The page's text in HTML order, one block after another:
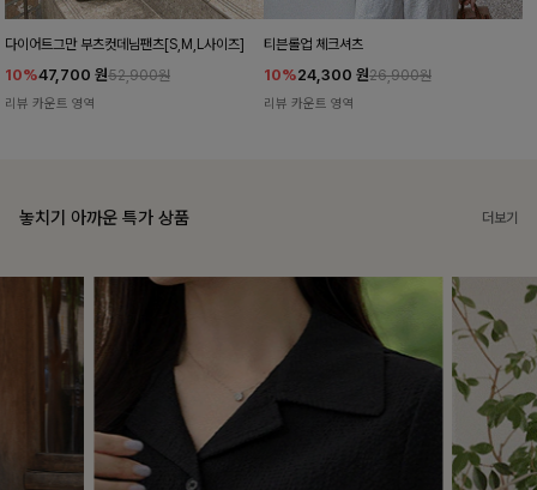
다이어트그만 부츠컷데님팬츠[S,M,L사이즈]
10%47,700 원52,900원
리뷰 카운트 영역
티븐롤업 체크셔츠
10%24,300 원26,900원
리뷰 카운트 영역
놓치기 아까운 특가 상품 더보기